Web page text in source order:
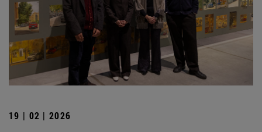
19 | 02 | 2026